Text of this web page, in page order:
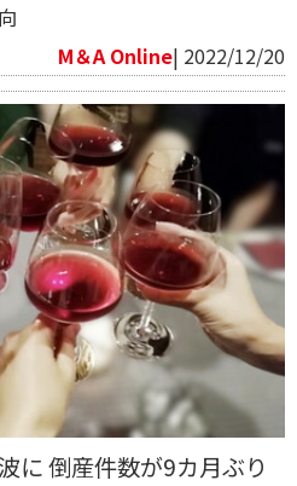
M＆A Online| 2022/12/20
に 倒産件数が9カ月ぶり